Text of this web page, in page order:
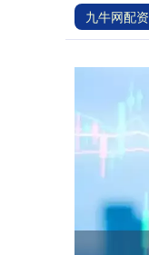
九牛网配资